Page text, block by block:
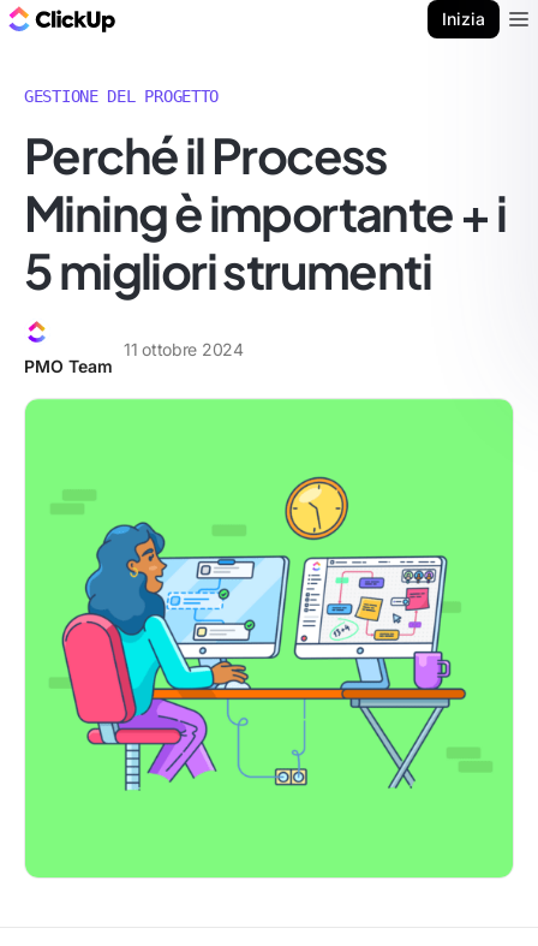
Inizia
GESTIONE DEL PROGETTO
Perché il Process
Mining è importante + i
5 migliori strumenti
PMO Team
11 ottobre 2024